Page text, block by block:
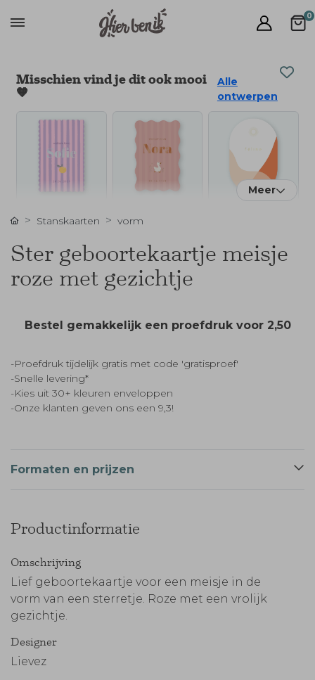
0
Misschien vind je dit ook mooi
🧡
Alle
ontwerpen
Meer
Stanskaarten vorm
Ster geboortekaartje meisje
roze met gezichtje
Bestel gemakkelijk een proefdruk voor 2,50
-Proefdruk tijdelijk gratis met code 'gratisproef'
-Snelle levering*
-Kies uit 30+ kleuren enveloppen
-Onze klanten geven ons een 9,3!
Formaten en prijzen
Productinformatie
Omschrijving
Lief geboortekaartje voor een meisje in de
vorm van een sterretje. Roze met een vrolijk
gezichtje.
Designer
Lievez